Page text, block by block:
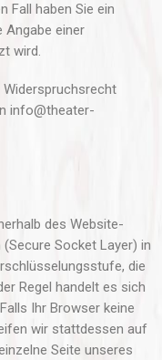
Fall haben Sie ein
Angabe einer
wird.
info@theater-
des Website-
Socket Layer) in
die
Regel handelt es sich
Ihr Browser keine
wir stattdessen auf
Seite unseres